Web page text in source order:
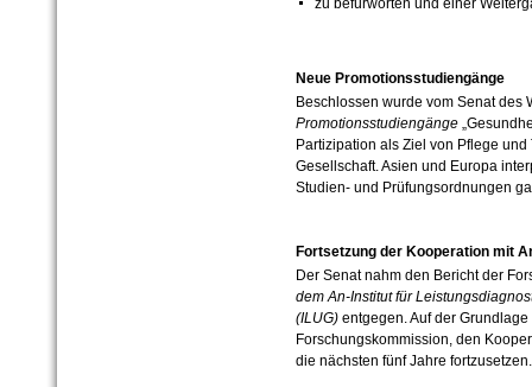
zu befürworten und einer
Neue Promotionsstudiengänge
Beschlossen wurde vom Senat des
Promotionsstudiengänge
Partizipation als Ziel von Pflege und
Gesellschaft. Asien und Europa
Studien- und Prüfungsordnungen
Fortsetzung der Kooperation mit
Der Senat nahm den Bericht der
dem An-Institut für
(ILUG) entgegen. Auf der
Forschungskommission, den
die nächsten fünf Jahre fortzusetzen.